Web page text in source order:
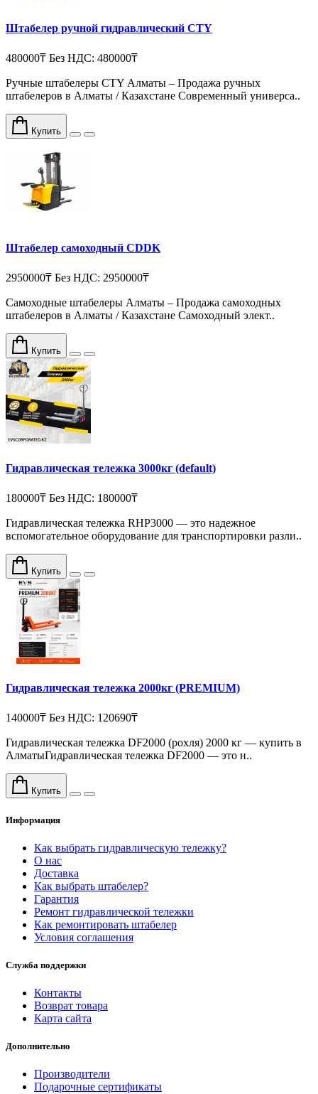
Штабелер ручной гидравлический CTY
480000₸ Без НДС: 480000₸
Ручные штабелеры CTY Алматы – Продажа ручных
штабелеров в Алматы / Казахстане Cовременный универса..
Купить
Штабелер самоходный CDDK
2950000₸ Без НДС: 2950000₸
Самоходные штабелеры Алматы – Продажа самоходных
штабелеров в Алматы / Казахстане Самоходный элект..
Купить
Гидравлическая тележка 3000кг (default)
180000₸ Без НДС: 180000₸
Гидравлическая тележка RHP3000 — это надежное
вспомогательное оборудование для транспортировки разли..
Купить
Гидравлическая тележка 2000кг (PREMIUM)
140000₸ Без НДС: 120690₸
Гидравлическая тележка DF2000 (рохля) 2000 кг — купить в
АлматыГидравлическая тележка DF2000 — это н..
Купить
Информация
Как выбрать гидравлическую тележку?
О нас
Доставка
Как выбрать штабелер?
Гарантия
Ремонт гидравлической тележки
Как ремонтировать штабелер
Условия соглашения
Служба поддержки
Контакты
Возврат товара
Карта сайта
Дополнительно
Производители
Подарочные сертификаты